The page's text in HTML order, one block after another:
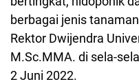
berbagai jenis
Rektor Dwijendra
M.Sc.MMA. di sela-
2 Juni 2022.